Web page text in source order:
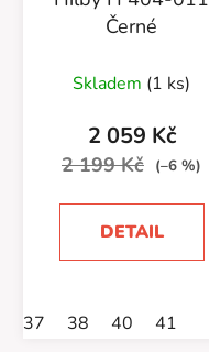
Černé
Skladem (1 ks)
2 059 Kč
2 199 Kč (–6 %)
DETAIL
37 38 40 41